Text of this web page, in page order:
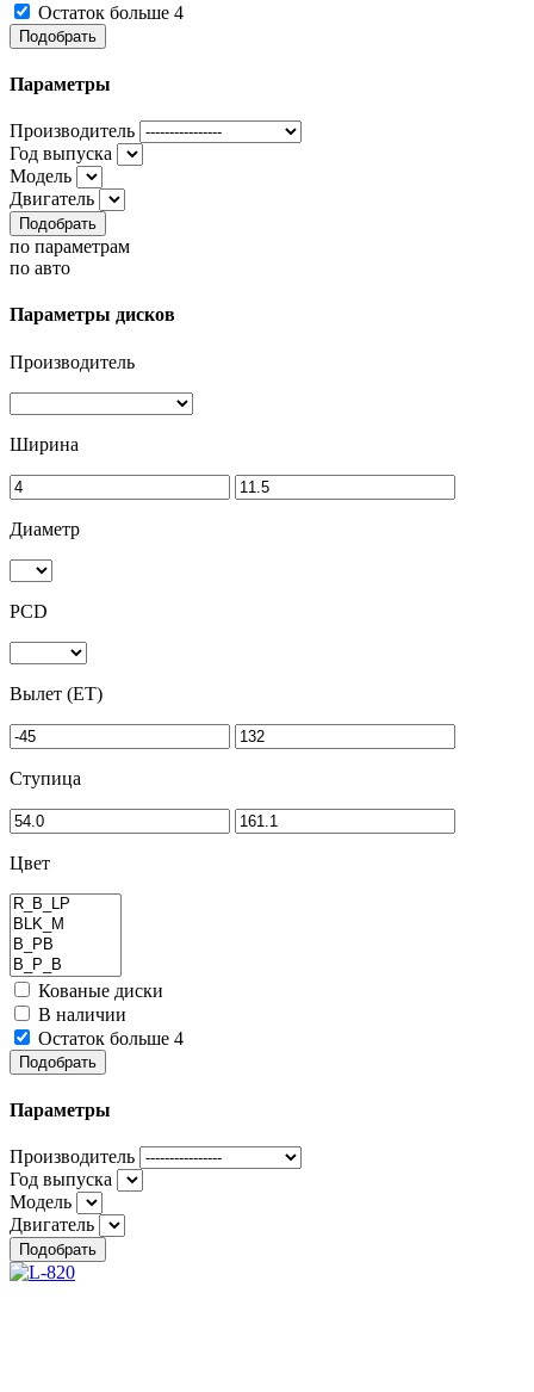
Остаток больше 4
Подобрать
Параметры
Производитель
Год выпуска
Модель
Двигатель
Подобрать
по параметрам
по авто
Параметры дисков
Производитель
Ширина
Диаметр
PCD
Вылет (ET)
Ступица
Цвет
Кованые диски
В наличии
Остаток больше 4
Подобрать
Параметры
Производитель
Год выпуска
Модель
Двигатель
Подобрать